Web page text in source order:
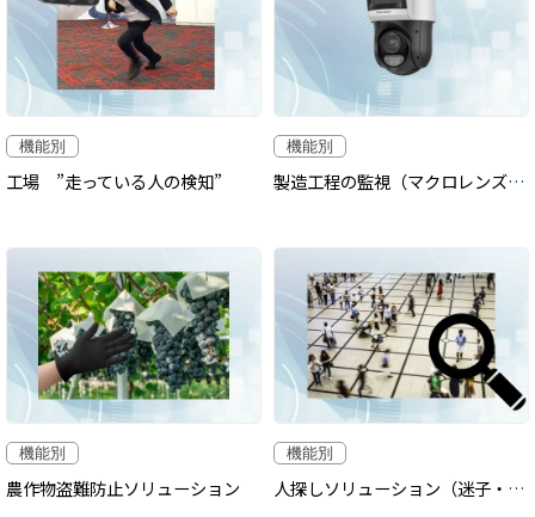
機能別
工場 ”走っている人の検知”
機能別
製造工程の監視（マクロレンズカメラ）
機能別
農作物盗難防止ソリューション
機能別
人探しソリューション（迷子・不審者・ひとり歩き高齢者）